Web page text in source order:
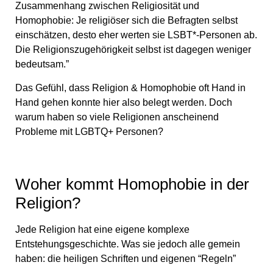
Zusammenhang zwischen Religiosität und
Homophobie: Je religiöser sich die Befragten selbst
einschätzen, desto eher werten sie LSBT*-Personen ab.
Die Religionszugehörigkeit selbst ist dagegen weniger
bedeutsam.”
Das Gefühl, dass Religion & Homophobie oft Hand in
Hand gehen konnte hier also belegt werden. Doch
warum haben so viele Religionen anscheinend
Probleme mit LGBTQ+ Personen?
Woher kommt Homophobie in der
Religion?
Jede Religion hat eine eigene komplexe
Entstehungsgeschichte. Was sie jedoch alle gemein
haben: die heiligen Schriften und eigenen “Regeln”